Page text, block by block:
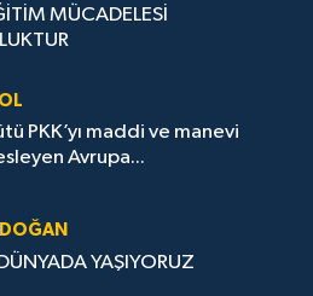
MÜCADELESİ
PKK’yı maddi ve manevi
Avrupa...
YAŞIYORUZ